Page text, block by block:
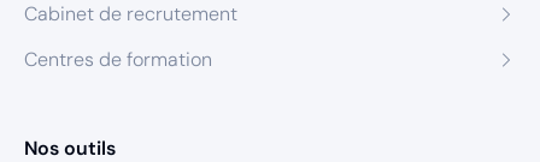
Cabinet de recrutement
Centres de formation
Nos outils